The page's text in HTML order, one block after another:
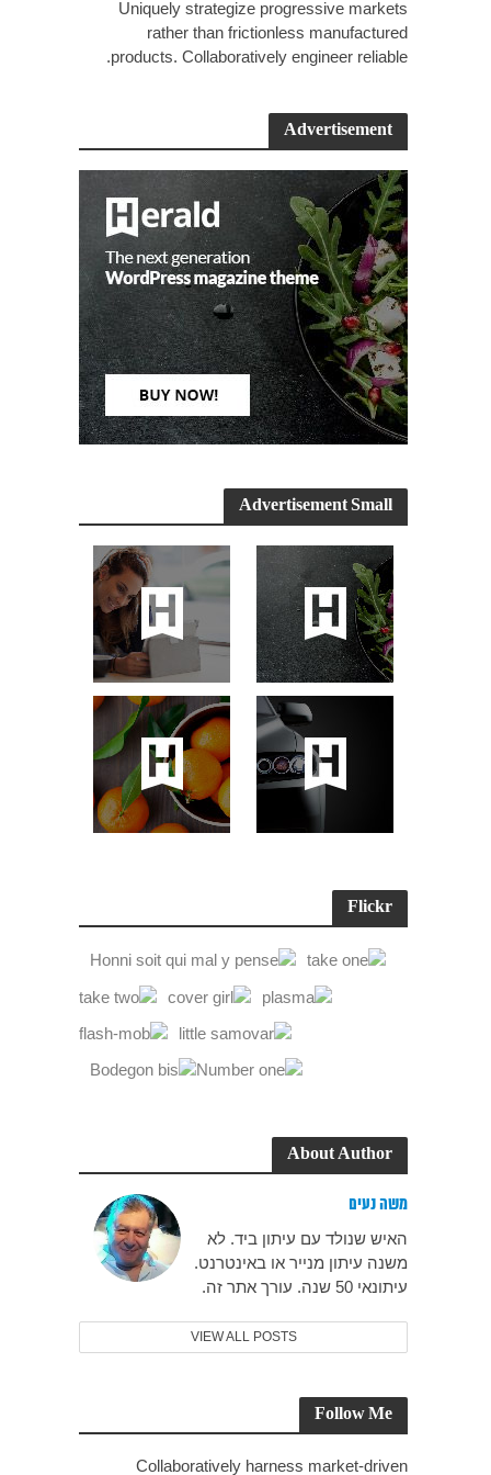
Uniquely strategize progressive markets
rather than frictionless manufactured
products. Collaboratively engineer reliable.
Advertisement
Advertisement Small
Flickr
About Author
משה נעים
האיש שנולד עם עיתון ביד. לא
משנה עיתון מנייר או באינטרנט.
עיתונאי 50 שנה. עורך אתר זה.
VIEW ALL POSTS
Follow Me
Collaboratively harness market-driven